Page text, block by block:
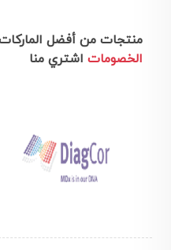
منتجات من أفضل الماركات
الخصومات اشتري منا